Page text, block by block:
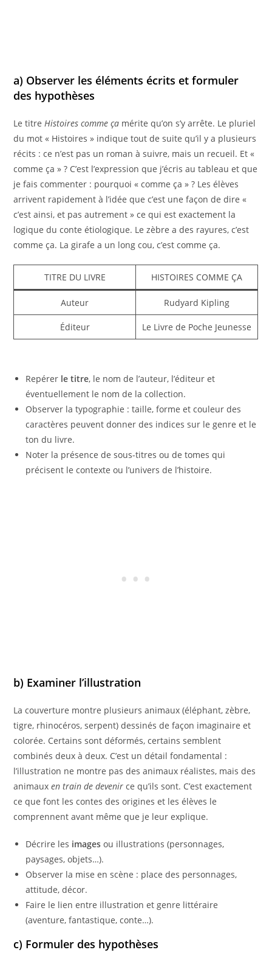
a) Observer les éléments écrits et formuler
des hypothèses
Le titreHistoires comme ça mérite qu’on s’y arrête. Le pluriel
du mot « Histoires » indique tout de suite qu’il y a plusieurs
récits : ce n’est pas un roman à suivre, mais un recueil. Et «
comme ça » ? C’est l’expression que j’écris au tableau et que
je fais commenter : pourquoi « comme ça » ? Les élèves
arrivent rapidement à l’idée que c’est une façon de dire «
c’est ainsi, et pas autrement » ce qui est exactement la
logique du conte étiologique. Le zèbre a des rayures, c’est
comme ça. La girafe a un long cou, c’est comme ça.
TITRE DU LIVRE HISTOIRES COMME ÇA
Auteur Rudyard Kipling
Éditeur Le Livre de Poche Jeunesse
Repérer le titre, le nom de l’auteur, l’éditeur et
éventuellement le nom de la collection.
Observer la typographie : taille, forme et couleur des
caractères peuvent donner des indices sur le genre et le
ton du livre.
Noter la présence de sous-titres ou de tomes qui
précisent le contexte ou l’univers de l’histoire.
b) Examiner l’illustration
La couverture montre plusieurs animaux (éléphant, zèbre,
tigre, rhinocéros, serpent) dessinés de façon imaginaire et
colorée. Certains sont déformés, certains semblent
combinés deux à deux. C’est un détail fondamental :
l’illustration ne montre pas des animaux réalistes, mais des
animauxen train de devenir ce qu’ils sont. C’est exactement
ce que font les contes des origines et les élèves le
comprennent avant même que je leur explique.
Décrire les images ou illustrations (personnages,
paysages, objets…).
Observer la mise en scène : place des personnages,
attitude, décor.
Faire le lien entre illustration et genre littéraire
(aventure, fantastique, conte…).
c) Formuler des hypothèses